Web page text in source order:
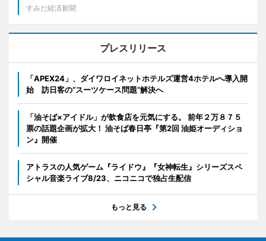
すみだ経済新聞
プレスリリース
「APEX24」、ダイワロイネットホテルズ運営4ホテルへ導入開
始 訪日客の“スーツケース問題”解決へ
「油そば×アイドル」が飲食店を元気にする。 前年２万８７５
票の話題企画が拡大！ 油そば春日亭『第2回 油姫オーディショ
ン』開催
アトラスの人気ゲーム『ライドウ』『女神転生』シリーズスペ
シャル音楽ライブ8/23、ニコニコで独占生配信
もっと見る